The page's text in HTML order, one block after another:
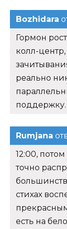
Bozhidara
Гормон
колл-
реально
Rumjana
12:00,
точно
стихах
есть на